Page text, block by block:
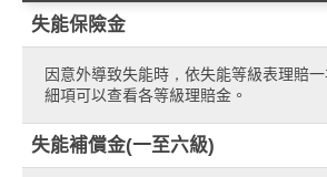
失能保險金
因意外導致失能時，依失能等級表理賠
細項可以查看各等級理賠金。
失能補償金(一至六級)